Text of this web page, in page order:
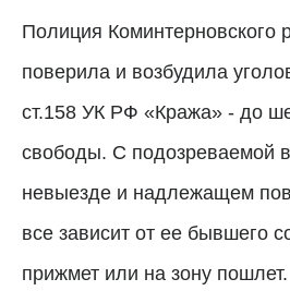
Полиция Коминтерновского
поверила и возбудила
ст.158 УК РФ «Кража» - до
свободы. С подозреваемой
невыезде и надлежащем
все зависит от ее бывшего
прижмет или на зону пошлет.